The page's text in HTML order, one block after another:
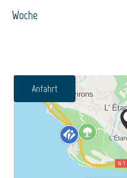
Woche
Anfahrt